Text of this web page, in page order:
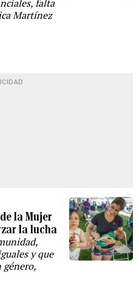
falta
Martínez
la Mujer
la lucha
y que
género,